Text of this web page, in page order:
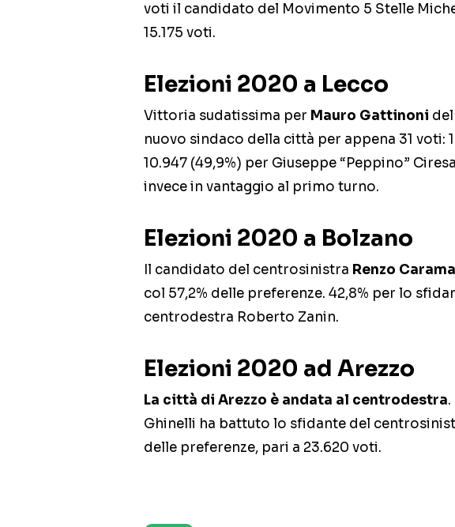
voti il candidato del Movimento 5 Stelle
15.175 voti.
Elezioni 2020 a Lecco
Vittoria sudatissima per Mauro Gattinoni
nuovo sindaco della città per appena 31 voti:
10.947 (49,9%) per Giuseppe “Peppino”
invece in vantaggio al primo turno.
Elezioni 2020 a Bolzano
Il candidato del centrosinistra Renzo
col 57,2% delle preferenze. 42,8% per lo
centrodestra Roberto Zanin.
Elezioni 2020 ad Arezzo
La città di Arezzo è andata al centrodestra
Ghinelli ha battuto lo sfidante del
delle preferenze, pari a 23.620 voti.